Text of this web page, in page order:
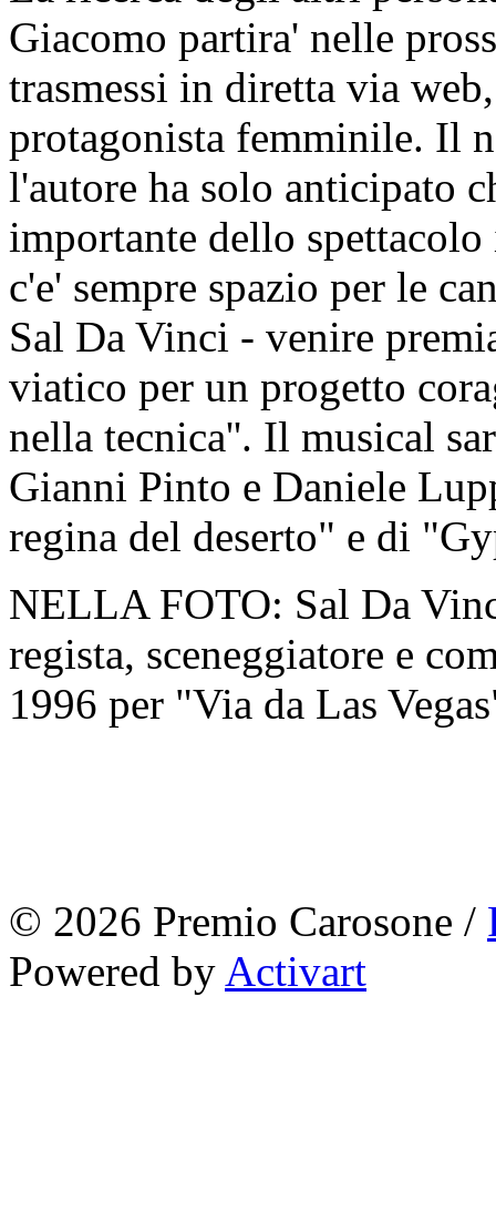
Giacomo partira' nelle
trasmessi in diretta via
protagonista femminile. Il
l'autore ha solo anticipato
importante dello
c'e' sempre spazio per le
Sal Da Vinci - venire
viatico per un progetto
nella tecnica''. Il musical
Gianni Pinto e Daniele
regina del deserto" e di
NELLA FOTO: Sal Da
regista, sceneggiatore e
1996 per "Via da Las
© 2026 Premio Carosone /
Powered by Activart